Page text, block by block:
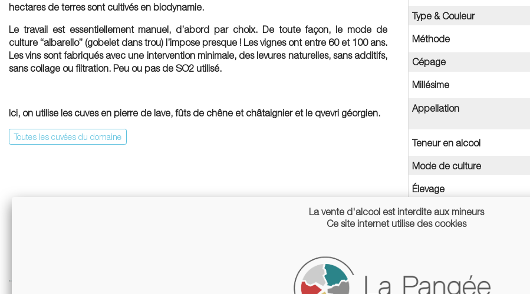
hectares de terres sont cultivés en biodynamie.
Le travail est essentiellement manuel, d’abord par choix. De toute façon, le mode de
culture “albarello” (gobelet dans trou) l’impose presque ! Les vignes ont entre 60 et 100 ans.
Les vins sont fabriqués avec une intervention minimale, des levures naturelles, sans additifs,
sans collage ou filtration. Peu ou pas de SO2 utilisé.
Ici, on utilise les cuves en pierre de lave, fûts de chêne et châtaignier et le qvevri géorgien.
Toutes les cuvées du domaine
Type & Couleur
Méthode
Cépage
Millésime
Appellation
Teneur en alcool
Mode de culture
Élevage
Conditionnement
La vente d'alcool est interdite aux mineurs
Ce site internet utilise des cookies